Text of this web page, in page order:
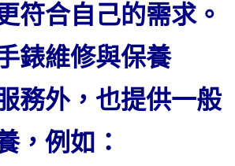
符合自己的需求。
錶維修與保養
務外，也提供一般
，例如：